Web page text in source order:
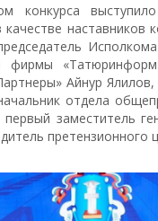
конкурса
наставников
фирмы
Айнур
отдела
заместитель